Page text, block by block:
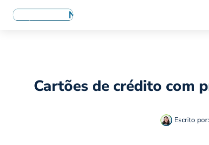
Cartões de crédito com
Escrito por: